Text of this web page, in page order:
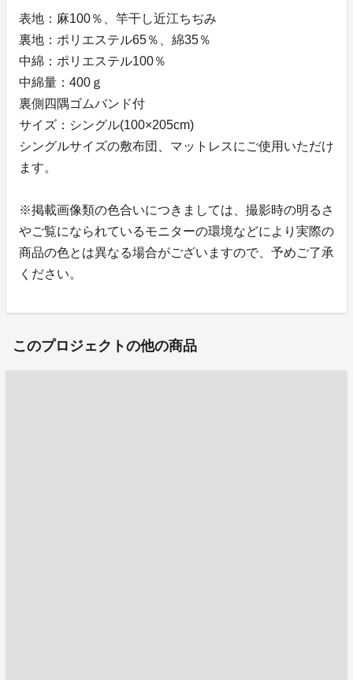
表地：麻100％、竿干し近江ちぢみ
裏地：ポリエステル65％、綿35％
中綿：ポリエステル100％
中綿量：400ｇ
裏側四隅ゴムバンド付
サイズ：シングル(100×205cm)
シングルサイズの敷布団、マットレスにご使用いただけ
ます。
※掲載画像類の色合いにつきましては、撮影時の明るさ
やご覧になられているモニターの環境などにより実際の
商品の色とは異なる場合がございますので、予めご了承
ください。
このプロジェクトの他の商品